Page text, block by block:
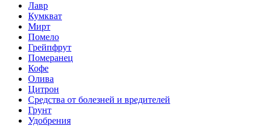
Лавр
Кумкват
Мирт
Помело
Грейпфрут
Померанец
Кофе
Олива
Цитрон
Средства от болезней и вредителей
Грунт
Удобрения